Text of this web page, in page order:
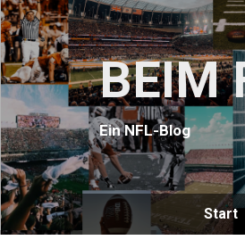
BEIM
Ein NFL-Blog
Start